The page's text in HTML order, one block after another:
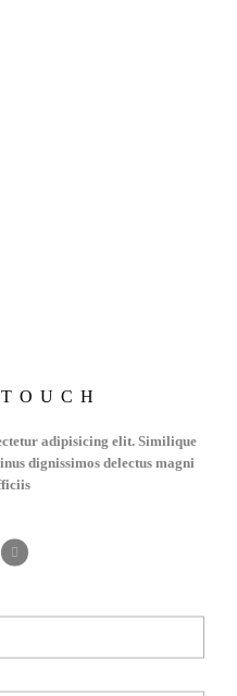
adipisicing elit. Similique
dignissimos delectus magni